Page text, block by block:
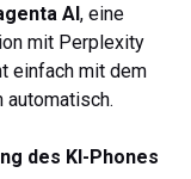
AI, eine
mit Perplexity
einfach mit dem
automatisch.
des KI-Phones